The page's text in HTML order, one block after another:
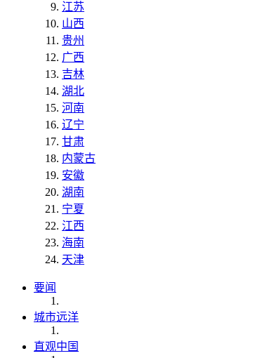
江苏
山西
贵州
广西
吉林
湖北
河南
辽宁
甘肃
内蒙古
安徽
湖南
宁夏
江西
海南
天津
要闻
城市远洋
直观中国